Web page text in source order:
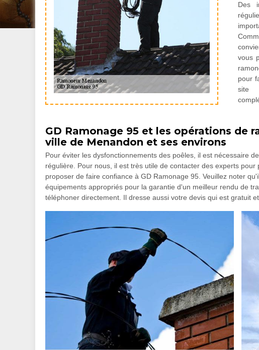
Des
vous
pour
site
GD Ramonage 95 et les opérations de
ville de Menandon et ses environs
Pour éviter les dysfonctionnements des poêles, il est nécessaire
régulière. Pour nous, il est très utile de contacter des experts
proposer de faire confiance à GD Ramonage 95. Veuillez noter
équipements appropriés pour la garantie d'un meilleur rendu de
téléphoner directement. Il dresse aussi votre devis qui est gratuit